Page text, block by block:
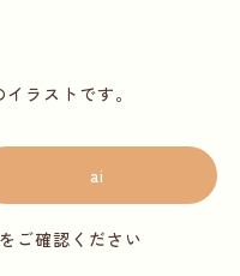
ラストです。
ai
をご確認ください